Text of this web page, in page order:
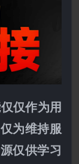
仅作为用
为维持服
仅供学习